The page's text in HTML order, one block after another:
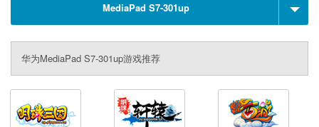
MediaPad S7-301up
华为MediaPad S7-301up游戏推荐